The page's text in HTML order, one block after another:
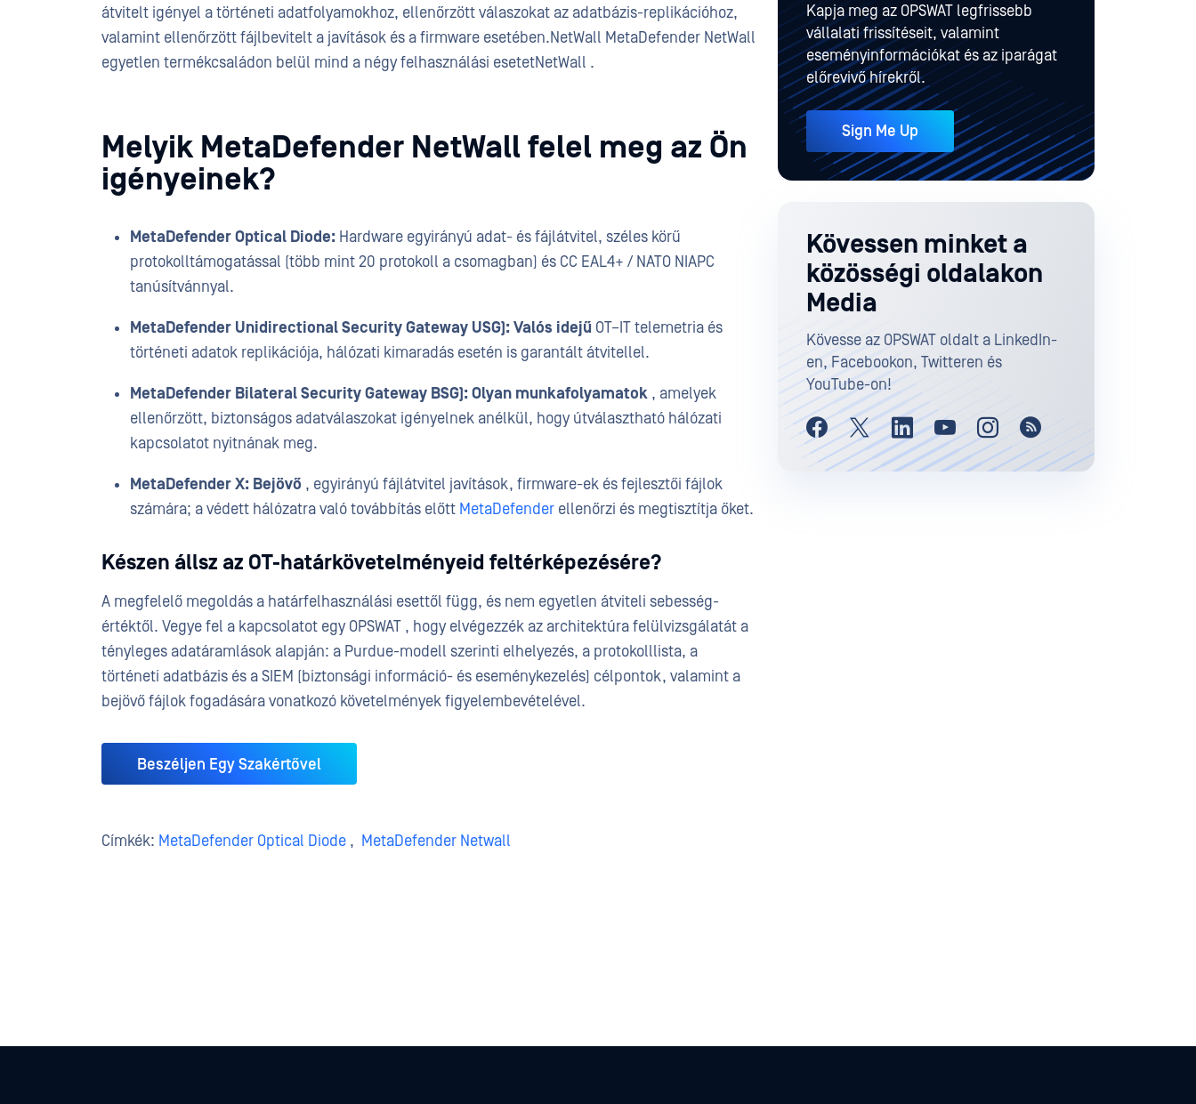
átvitelt igényel a történeti adatfolyamokhoz, ellenőrzött válaszokat az adatbázis-replikációhoz,
valamint ellenőrzött fájlbevitelt a javítások és a firmware esetében.NetWall MetaDefender NetWall
egyetlen termékcsaládon belül mind a négy felhasználási esetetNetWall .
Melyik MetaDefender NetWall felel meg az Ön
igényeinek?
MetaDefender Optical Diode: Hardware egyirányú adat- és fájlátvitel, széles körű
protokolltámogatással (több mint 20 protokoll a csomagban) és CC EAL4+ / NATO NIAPC
tanúsítvánnyal.
MetaDefender Unidirectional Security Gateway USG): Valós idejű OT–IT telemetria és
történeti adatok replikációja, hálózati kimaradás esetén is garantált átvitellel.
MetaDefender Bilateral Security Gateway BSG): Olyan munkafolyamatok , amelyek
ellenőrzött, biztonságos adatválaszokat igényelnek anélkül, hogy útválasztható hálózati
kapcsolatot nyitnának meg.
MetaDefender X: Bejövő , egyirányú fájlátvitel javítások, firmware-ek és fejlesztői fájlok
számára; a védett hálózatra való továbbítás előtt MetaDefender ellenőrzi és megtisztítja őket.
Készen állsz az OT-határkövetelményeid feltérképezésére?
A megfelelő megoldás a határfelhasználási esettől függ, és nem egyetlen átviteli sebesség-
értéktől. Vegye fel a kapcsolatot egy OPSWAT , hogy elvégezzék az architektúra felülvizsgálatát a
tényleges adatáramlások alapján: a Purdue-modell szerinti elhelyezés, a protokolllista, a
történeti adatbázis és a SIEM (biztonsági információ- és eseménykezelés) célpontok, valamint a
bejövő fájlok fogadására vonatkozó követelmények figyelembevételével.
Beszéljen Egy Szakértővel
Címkék: MetaDefender Optical Diode , MetaDefender Netwall
Kapja meg az OPSWAT legfrissebb
vállalati frissítéseit, valamint
eseményinformációkat és az iparágat
előrevivő hírekről.
Sign Me Up
Kövessen minket a
közösségi oldalakon
Media
Kövesse az OPSWAT oldalt a LinkedIn-
en, Facebookon, Twitteren és
YouTube-on!